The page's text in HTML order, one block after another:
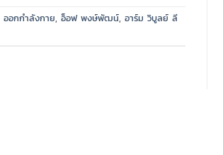
ออกกำลังกาย, อ็อฟ พงษ์พัฒน์, อาร์ม วิบูลย์ ลี